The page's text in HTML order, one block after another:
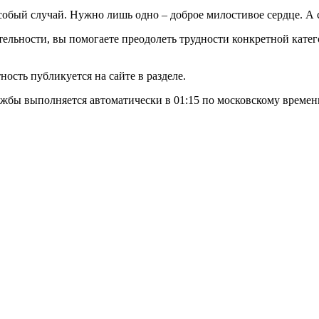
случай. Нужно лишь одно – доброе милостивое
вы помогаете преодолеть трудности конкретной
публикуется на сайте в разделе.
выполняется автоматически в 01:15 по московскому